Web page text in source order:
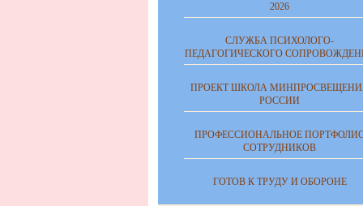
2026
СЛУЖБА ПСИХОЛОГО-
ПЕДАГОГИЧЕСКОГО
ПРОЕКТ ШКОЛА
РОССИИ
ПРОФЕССИОНАЛЬНОЕ
СОТРУДНИКОВ
ГОТОВ К ТРУДУ И ОБОРОНЕ